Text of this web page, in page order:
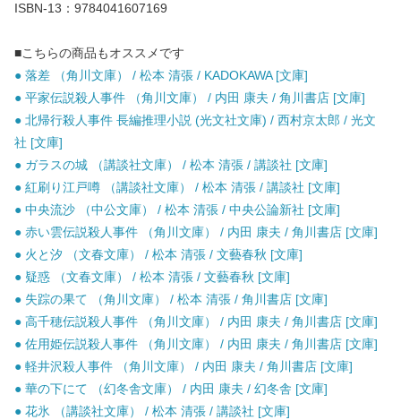
ISBN-13：9784041607169
■こちらの商品もオススメです
● 落差 （角川文庫） / 松本 清張 / KADOKAWA [文庫]
● 平家伝説殺人事件 （角川文庫） / 内田 康夫 / 角川書店 [文庫]
● 北帰行殺人事件 長編推理小説 (光文社文庫) / 西村京太郎 / 光文
社 [文庫]
● ガラスの城 （講談社文庫） / 松本 清張 / 講談社 [文庫]
● 紅刷り江戸噂 （講談社文庫） / 松本 清張 / 講談社 [文庫]
● 中央流沙 （中公文庫） / 松本 清張 / 中央公論新社 [文庫]
● 赤い雲伝説殺人事件 （角川文庫） / 内田 康夫 / 角川書店 [文庫]
● 火と汐 （文春文庫） / 松本 清張 / 文藝春秋 [文庫]
● 疑惑 （文春文庫） / 松本 清張 / 文藝春秋 [文庫]
● 失踪の果て （角川文庫） / 松本 清張 / 角川書店 [文庫]
● 高千穂伝説殺人事件 （角川文庫） / 内田 康夫 / 角川書店 [文庫]
● 佐用姫伝説殺人事件 （角川文庫） / 内田 康夫 / 角川書店 [文庫]
● 軽井沢殺人事件 （角川文庫） / 内田 康夫 / 角川書店 [文庫]
● 華の下にて （幻冬舎文庫） / 内田 康夫 / 幻冬舎 [文庫]
● 花氷 （講談社文庫） / 松本 清張 / 講談社 [文庫]